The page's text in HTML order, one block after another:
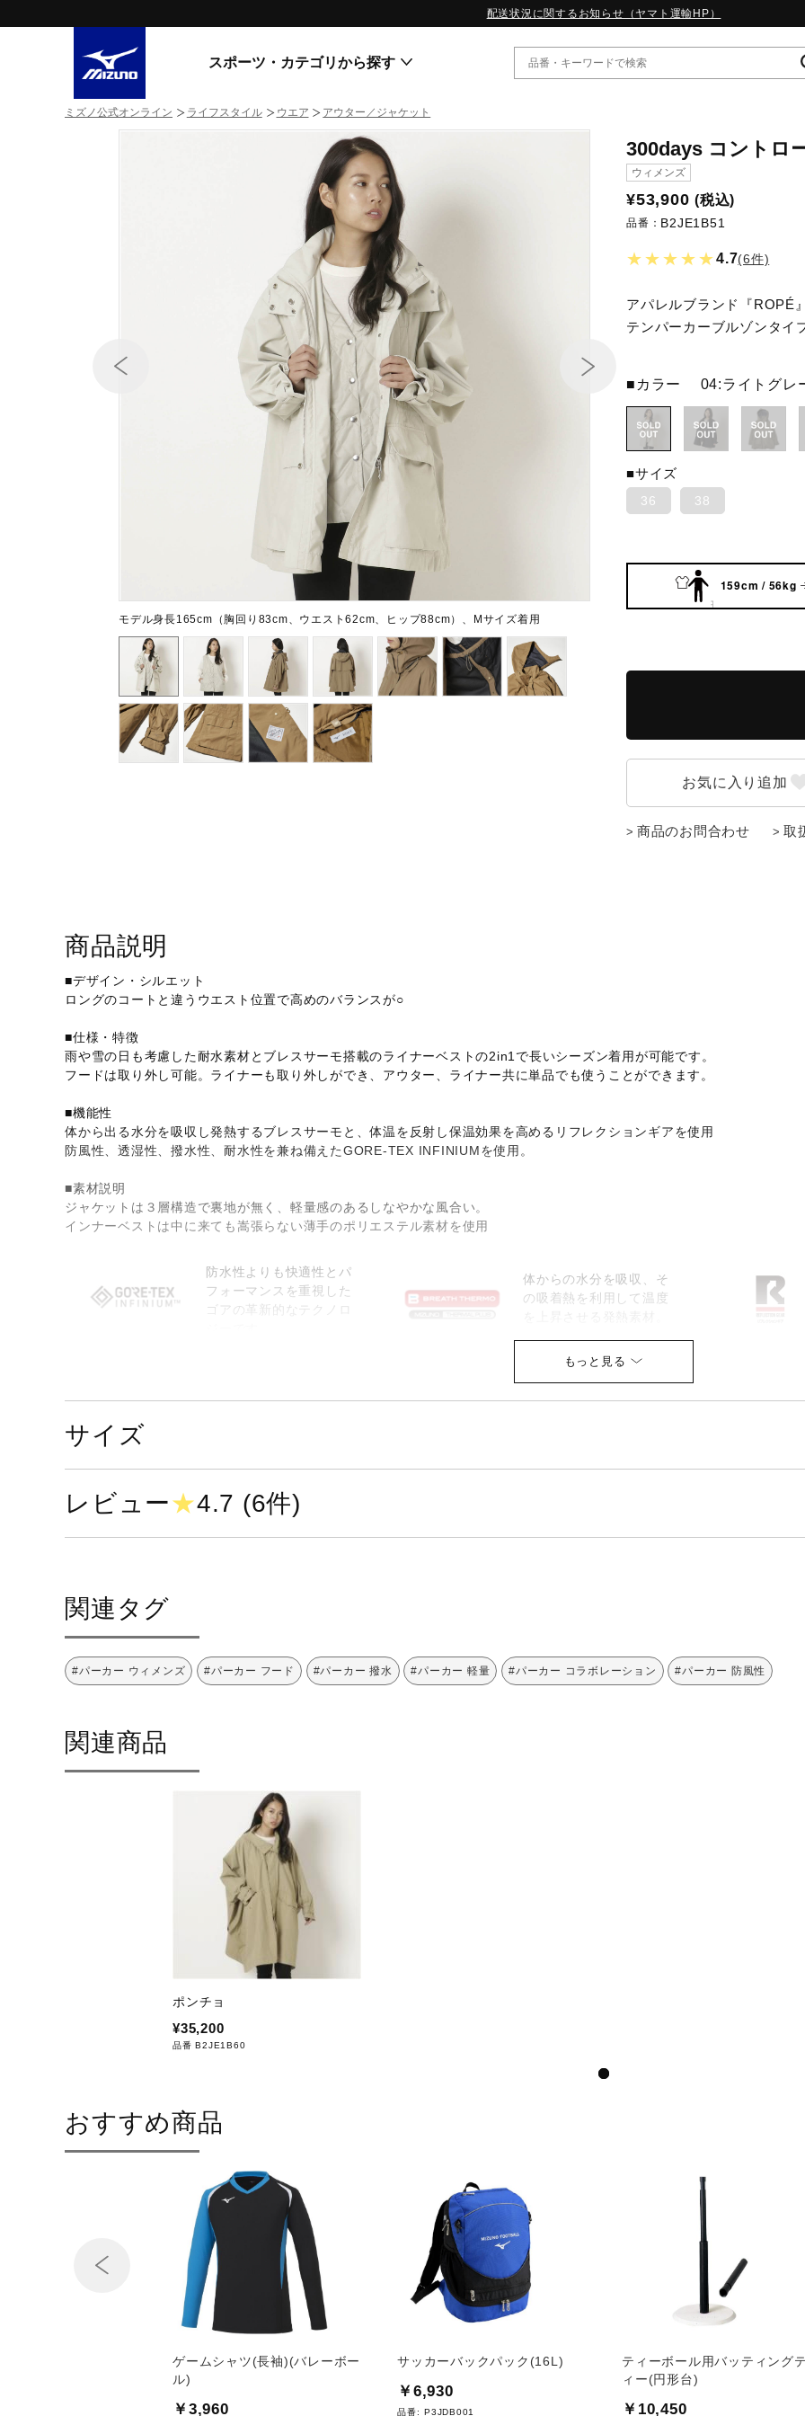
配送状況に関するお知らせ（ヤマト運輸HP）
スポーツ・カテゴリから探す
スニーカー
ウィンタースポーツ
ウォーキングシューズ
ライフスタイルグッズ
インナー
メディカル
コラボ／ライセンス
セール
その他
スニーカー
すべてのシリーズ
WAVE PROPHECY
WAVE RIDER
ゴアテックス
コラボレーション
その他シリーズ
スペシャルカラーパック｜特集
WP STRAP 2｜特集
マーガレット・ハウエル｜特集
KICKS & ECHO｜特集
スニーカー商品をすべて見る
ミズノ公式オンライン ライフスタイル ウエア アウター／ジャケット
300days コントロ
ウィメンズ
モデル身長165cm（胸回り83cm、ウエスト62cm、ヒップ88cm）、Mサイズ着用
¥53,900 (税込)
品番： B2JE1B51
★★★★★4.7(6件)
アパレルブランド『ROPÉ
テンパーカーブルゾンタイ
■カラー 04:ライトグレ
■サイズ
36 38
159cm / 56kg
商品のお問合わせ 取
商品説明
■デザイン・シルエット
ロングのコートと違うウエスト位置で高めのバランスが○
■仕様・特徴
雨や雪の日も考慮した耐水素材とブレスサーモ搭載のライナーベストの2in1で長いシーズン着用が可能です。
フードは取り外し可能。ライナーも取り外しができ、アウター、ライナー共に単品でも使うことができます。
■機能性
体から出る水分を吸収し発熱するブレスサーモと、体温を反射し保温効果を高めるリフレクションギアを使用
防風性、透湿性、撥水性、耐水性を兼ね備えたGORE-TEX INFINIUMを使用。
■素材説明
ジャケットは３層構造で裏地が無く、軽量感のあるしなやかな風合い。
インナーベストは中に来ても嵩張らない薄手のポリエステル素材を使用
防水性よりも快適性とパ
フォーマンスを重視した
ゴアの革新的なテクノロ
体からの水分を吸収、そ
の吸着熱を利用して温度
を示し、ウエア内を快適
素材
アウタージャケット
インナーベスト
表地：ポリエステル100％
裏地：ポリエステル100％
芯地：合成繊維（ブレスサーモ）65％、ナイロン35％
中綿：ポリエステル100％
04）09）58）2021年秋冬
サイズ
レビュー★4.7 (6件)
関連タグ
#パーカー ウィメンズ #パーカー フード #パーカー 撥水 #パーカー 軽量 #パーカー コラボレーション #パーカー 防風性
関連商品
ポンチョ
¥35,200
品番 B2JE1B60
おすすめ商品
ゲームシャツ(長袖)(バレーボー
ル)
￥3,960
サッカーバックパック(16L)
￥6,930
品番: P3JDB001
ティーボール用バッティングテ
ィー(円形台)
￥10,450